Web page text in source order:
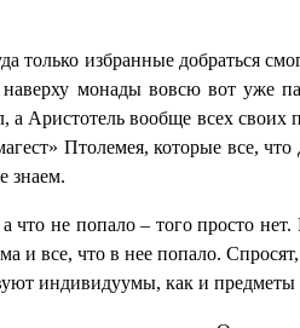
только избранные добраться
наверху монады вовсю вот
Аристотель вообще всех
Птолемея, которые все,
знаем.
что не попало – того просто
все, что в нее попало.
индивидуумы, как и предметы